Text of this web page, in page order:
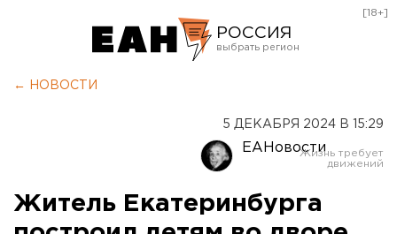
РОССИЯ
Оренбург
[18+]
← НОВОСТИ
5 ДЕКАБРЯ 2024 В 15:29
ЕАНовости
Житель Екатеринбурга